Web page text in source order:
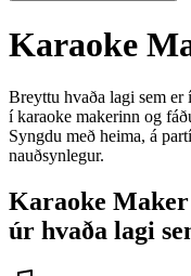
Karaoke
Breyttu hvaða lagi sem er
í karaoke makerinn og
Syngdu með heima, á
nauðsynlegur.
Karaoke
úr hvaða lagi